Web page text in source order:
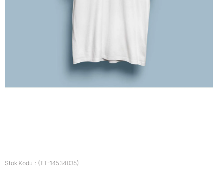
Stok Kodu (TT-14534035)